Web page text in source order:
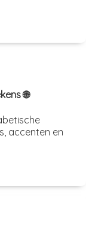
🌐
accenten en